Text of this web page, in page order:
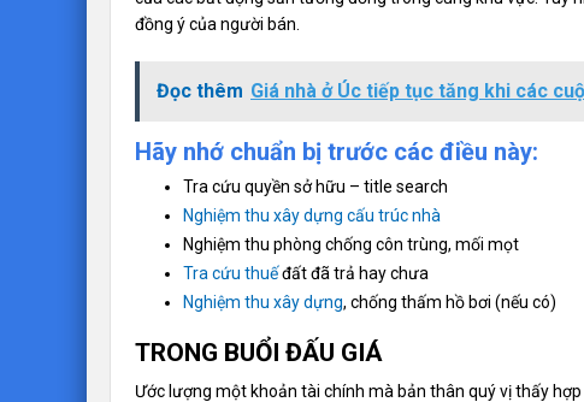
đồng ý của người bán.
Đọc thêm Giá nhà ở Úc tiếp tục tăng khi các
Hãy nhớ chuẩn bị trước các điều này:
Tra cứu quyền sở hữu – title search
Nghiệm thu xây dựng cấu trúc nhà
Nghiệm thu phòng chống côn trùng, mối mọt
Tra cứu thuếđất đã trả hay chưa
Nghiệm thu xây dựng, chống thấm hồ bơi (nếu có)
TRONG BUỔI ĐẤU GIÁ
Ước lượng một khoản tài chính mà bản thân quý vị thấy